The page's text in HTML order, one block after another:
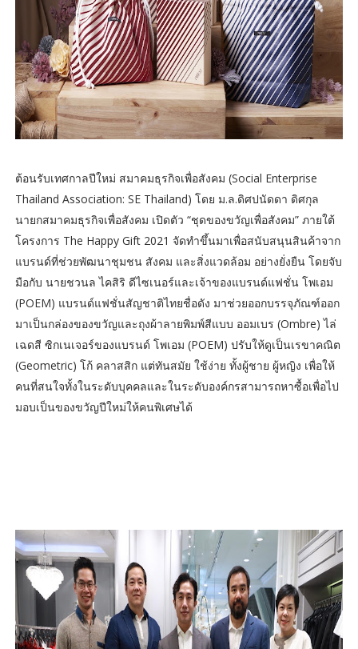
ต้อนรับเทศกาลปีใหม่ สมาคมธุรกิจเพื่อสังคม (Social Enterprise
Thailand Association: SE Thailand) โดย ม.ล.ดิศปนัดดา ดิศกุล
นายกสมาคมธุรกิจเพื่อสังคม เปิดตัว “ชุดของขวัญเพื่อสังคม” ภายใต้
โครงการ The Happy Gift 2021 จัดทำขึ้นมาเพื่อสนับสนุนสินค้าจาก
แบรนด์ที่ช่วยพัฒนาชุมชน สังคม และสิ่งแวดล้อม อย่างยั่งยืน โดยจับ
มือกับ นายชวนล ไคสิริ ดีไซเนอร์และเจ้าของแบรนด์แฟชั่น โพเอม
(POEM) แบรนด์แฟชั่นสัญชาติไทยชื่อดัง มาช่วยออกบรรจุภัณฑ์ออก
มาเป็นกล่องของขวัญและถุงผ้าลายพิมพ์สีแบบ ออมเบร (Ombre) ไล่
เฉดสี ซิกเนเจอร์ของแบรนด์ โพเอม (POEM) ปรับให้ดูเป็นเรขาคณิต
(Geometric) โก้ คลาสสิก แต่ทันสมัย ใช้ง่าย ทั้งผู้ชาย ผู้หญิง เพื่อให้
คนที่สนใจทั้งในระดับบุคคลและในระดับองค์กรสามารถหาซื้อเพื่อไป
มอบเป็นของขวัญปีใหม่ให้คนพิเศษได้